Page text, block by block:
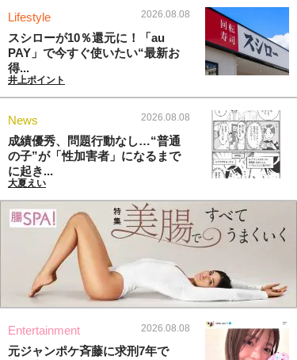
Lifestyle 2026.08.08
スシローが10％還元に！「au
PAY」で今すぐ使いたい“最新お
得...
井上ポイント
News 2026.08.08
成績優秀、問題行動なし…“普通
の子”が「性加害者」になるまで
に起き...
大夏えい
Entertainment 2026.08.08
元ジャンポケ斉藤に求刑7年で